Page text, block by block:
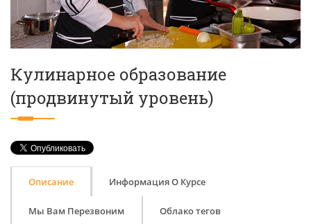
Кулинарное образование
(продвинутый уровень)
Описание Информация О Курсе
Мы Вам Перезвоним Облако тегов